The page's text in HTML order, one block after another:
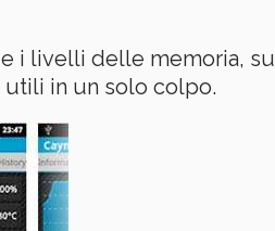
i livelli delle memoria, su
in un solo colpo.